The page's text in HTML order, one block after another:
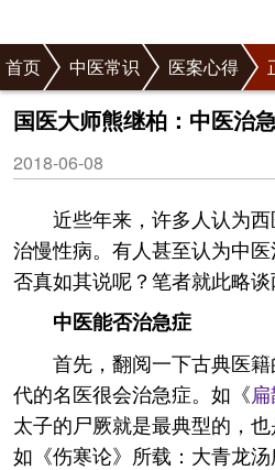
首页 中医常识 医案心得
国医大师熊继柏：中医治
2018-06-08
近些年来，许多人认为西
治慢性病。有人甚至认为中医
否真如其说呢？笔者就此略谈
中医能否治急症
首先，翻阅一下古典医
代的名医很会治急症。如《
太子的尸厥就是最典型的，
如《伤寒论》所载：大青龙